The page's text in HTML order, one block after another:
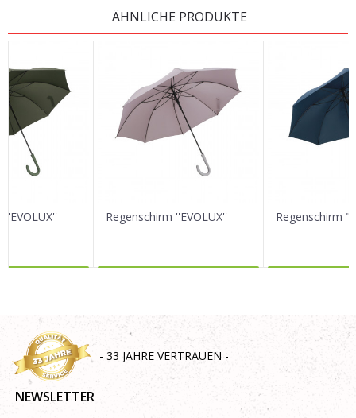
E-Mail
Nachricht
ÄHNLICHE PRODUKTE
Regenschirm ''EVOLUX'' Regenschirm
- 33 JAHRE VERTRAUEN -
NEWSLETTER